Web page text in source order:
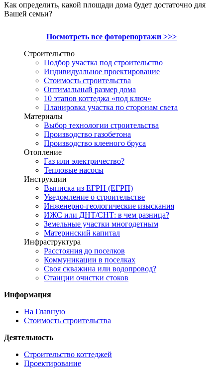
Как определить, какой площади дома будет достаточно для
Вашей семьи?
Посмотреть все фоторепортажи >>>
Строительство
Подбор участка под строительство
Индивидуальное проектирование
Стоимость строительства
Оптимальный размер дома
10 этапов коттеджа «под ключ»
Планировка участка по сторонам света
Материалы
Выбор технологии строительства
Производство газобетона
Производство клееного бруса
Отопление
Газ или электричество?
Тепловые насосы
Инструкции
Выписка из ЕГРН (ЕГРП)
Уведомление о строительстве
Инженерно-геологические изыскания
ИЖС или ДНТ/СНТ: в чем разница?
Земельные участки многодетным
Материнский капитал
Инфраструктура
Расстояния до поселков
Коммуникации в поселках
Своя скважина или водопровод?
Станции очистки стоков
Информация
На Главную
Стоимость строительства
Деятельность
Строительство коттеджей
Проектирование